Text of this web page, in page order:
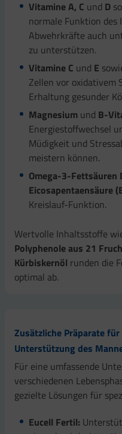
Vitamine A, C und D
normale Funktion des
Abwehrkräfte auch
zu unterstützen.
Vitamine C und E
Zellen vor oxidativem
Erhaltung gesunder
Magnesium und B-
Energiestoffwechsel
Müdigkeit und
meistern können.
Omega-3-Fettsäuren
Eicosapentaensäure
Kreislauf-Funktion.
Wertvolle Inhaltsstoffe
Polyphenole aus 21
Kürbiskernöl runden die
optimal ab.
Zusätzliche Präparate
Unterstützung des
Für eine umfassende
verschiedenen
gezielte Lösungen für
Eucell Fertil: